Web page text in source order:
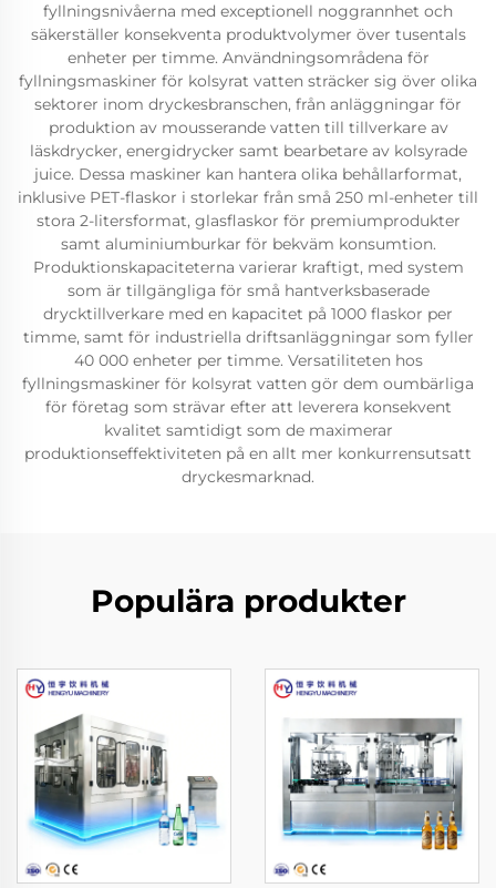
fyllningsnivåerna med exceptionell noggrannhet och
säkerställer konsekventa produktvolymer över tusentals
enheter per timme. Användningsområdena för
fyllningsmaskiner för kolsyrat vatten sträcker sig över olika
sektorer inom dryckesbranschen, från anläggningar för
produktion av mousserande vatten till tillverkare av
läskdrycker, energidrycker samt bearbetare av kolsyrade
juice. Dessa maskiner kan hantera olika behållarformat,
inklusive PET-flaskor i storlekar från små 250 ml-enheter till
stora 2-litersformat, glasflaskor för premiumprodukter
samt aluminiumburkar för bekväm konsumtion.
Produktionskapaciteterna varierar kraftigt, med system
som är tillgängliga för små hantverksbaserade
drycktillverkare med en kapacitet på 1000 flaskor per
timme, samt för industriella driftsanläggningar som fyller
40 000 enheter per timme. Versatiliteten hos
fyllningsmaskiner för kolsyrat vatten gör dem oumbärliga
för företag som strävar efter att leverera konsekvent
kvalitet samtidigt som de maximerar
produktionseffektiviteten på en allt mer konkurrensutsatt
dryckesmarknad.
Populära produkter